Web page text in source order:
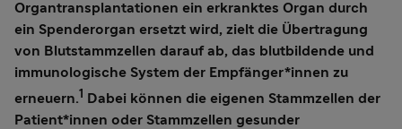
Organtransplantationen ein erkranktes Organ durch
ein Spenderorgan ersetzt wird, zielt die Übertragung
von Blutstammzellen darauf ab, das blutbildende und
immunologische System der Empfänger*innen zu
erneuern.1
Dabei können die eigenen Stammzellen der
Patient*innen oder Stammzellen gesunder